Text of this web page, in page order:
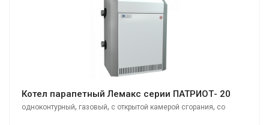
Котел парапетный Лемакс серии ПАТРИОТ- 20
одноконтурный, газовый, с открытой камерой сгорания, со